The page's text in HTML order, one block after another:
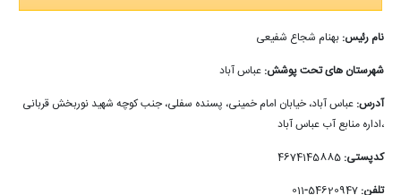
نام رئیس:بهنام شجاع شفیعی
شهرستان های تحت پوشش:عباس آباد
آدرس:عباس آباد، خیابان امام خمینی، پسنده سفلی، جنب کوچه شهید نوربخش قربانی
،اداره منابع آب عباس آباد
کدپستی: 4674145885
تلفن:54620947
-
011